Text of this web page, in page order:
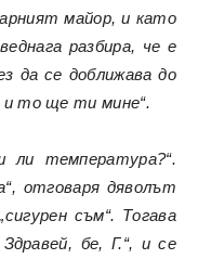
майор, и като
разбира, че е
да се доближава до
и то ще ти мине“.
температура?“.
отговаря дяволът
съм“. Тогава
бе, Г.“, и се